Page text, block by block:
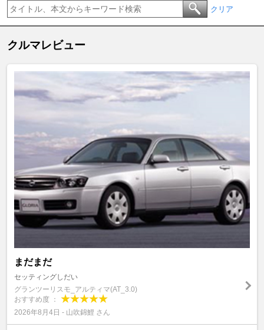
クリア
クルマレビュー
まだまだ
セッティングしだい
グランツーリスモ_アルティマ(AT_3.0)
おすすめ度 ：
2026年8月4日 - 山吹錦鯉 さん